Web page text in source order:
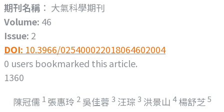
期刊名稱 ： 大氣科學期刊
Volume: 46
Issue: 2
DOI: 10.3966/025400022018064602004
0 users bookmarked this article.
1360
陳冠儒 1 張惠玲 2吳佳蓉 3 汪琮 3 洪景山 4楊舒芝5